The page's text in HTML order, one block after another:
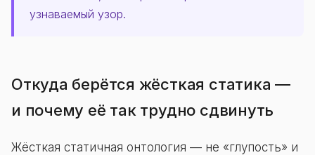
узнаваемый узор.
Откуда берётся жёсткая статика —
и почему её так трудно сдвинуть
Жёсткая статичная онтология — не «глупость» и